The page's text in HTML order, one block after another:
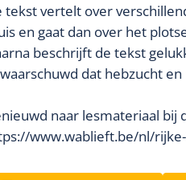
tekst vertelt over
en gaat dan over het
beschrijft de tekst
dat hebzucht
naar lesmateriaal bij
www.wablieft.be/nl/